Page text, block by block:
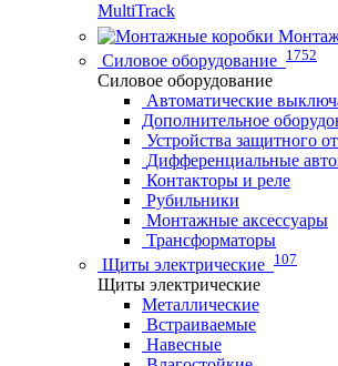
MultiTrack
Силовое оборудование 1752
Силовое оборудование
Автоматические
Дополнительное
Устройства защитного
Дифференциальные
Контакторы и реле
Рубильники
Монтажные аксессуары
Трансформаторы
Щиты электрические 107
Щиты электрические
Металлические
Встраиваемые
Навесные